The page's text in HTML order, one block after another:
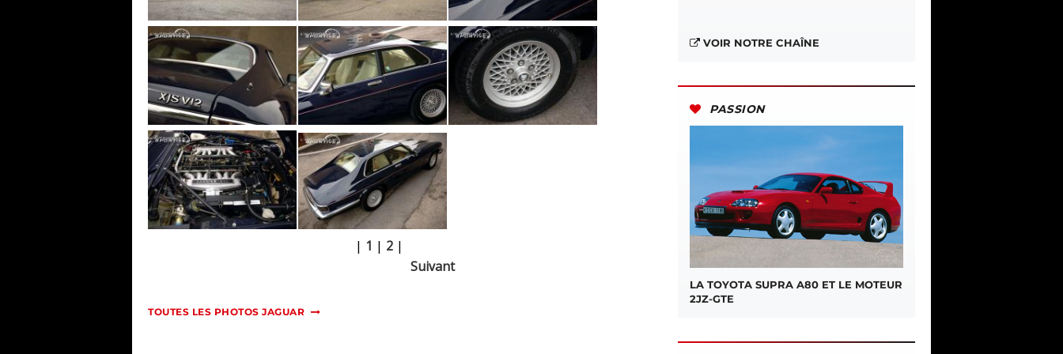
| 1 | 2 |
Suivant
TOUTES LES PHOTOS JAGUAR
VOIR NOTRE CHAÎNE
PASSION
LA TOYOTA SUPRA A80 ET LE MOTEUR
2JZ-GTE